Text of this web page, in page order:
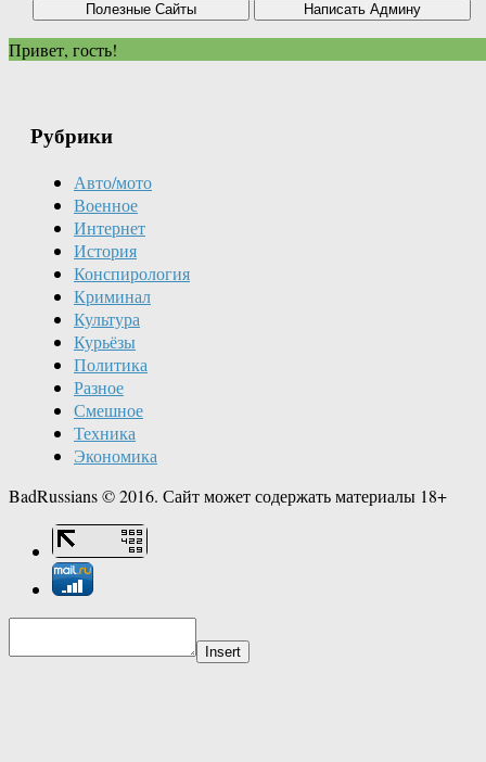
Привет, гость!
Рубрики
Авто/мото
Военное
Интернет
История
Конспирология
Криминал
Культура
Курьёзы
Политика
Разное
Смешное
Техника
Экономика
BadRussians © 2016. Сайт может содержать материалы 18+
Insert